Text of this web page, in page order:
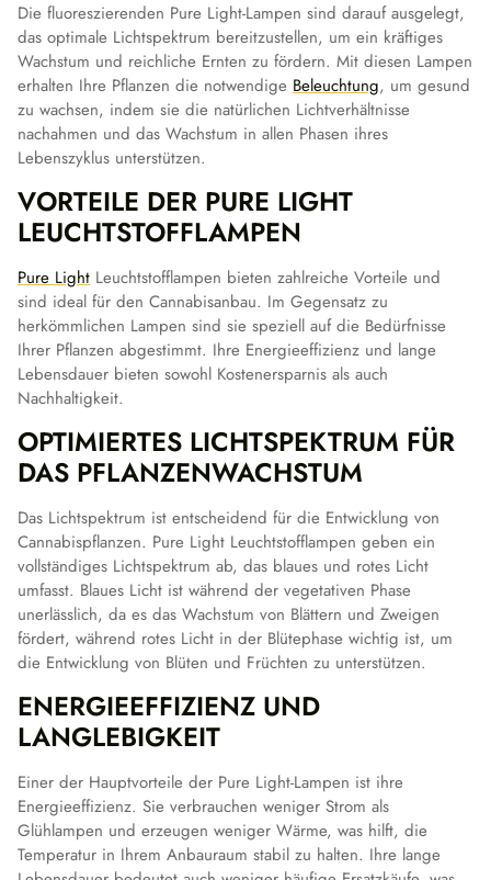
Die fluoreszierenden Pure Light-Lampen sind darauf ausgelegt,
das optimale Lichtspektrum bereitzustellen, um ein kräftiges
Wachstum und reichliche Ernten zu fördern. Mit diesen Lampen
erhalten Ihre Pflanzen die notwendige Beleuchtung, um gesund
zu wachsen, indem sie die natürlichen Lichtverhältnisse
nachahmen und das Wachstum in allen Phasen ihres
Lebenszyklus unterstützen.
VORTEILE DER PURE LIGHT
LEUCHTSTOFFLAMPEN
Pure Light Leuchtstofflampen bieten zahlreiche Vorteile und
sind ideal für den Cannabisanbau. Im Gegensatz zu
herkömmlichen Lampen sind sie speziell auf die Bedürfnisse
Ihrer Pflanzen abgestimmt. Ihre Energieeffizienz und lange
Lebensdauer bieten sowohl Kostenersparnis als auch
Nachhaltigkeit.
OPTIMIERTES LICHTSPEKTRUM FÜR
DAS PFLANZENWACHSTUM
Das Lichtspektrum ist entscheidend für die Entwicklung von
Cannabispflanzen. Pure Light Leuchtstofflampen geben ein
vollständiges Lichtspektrum ab, das blaues und rotes Licht
umfasst. Blaues Licht ist während der vegetativen Phase
unerlässlich, da es das Wachstum von Blättern und Zweigen
fördert, während rotes Licht in der Blütephase wichtig ist, um
die Entwicklung von Blüten und Früchten zu unterstützen.
ENERGIEEFFIZIENZ UND
LANGLEBIGKEIT
Einer der Hauptvorteile der Pure Light-Lampen ist ihre
Energieeffizienz. Sie verbrauchen weniger Strom als
Glühlampen und erzeugen weniger Wärme, was hilft, die
Temperatur in Ihrem Anbauraum stabil zu halten. Ihre lange